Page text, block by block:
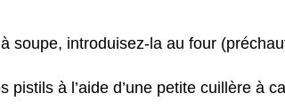
soupe, introduisez-la au four
à l’aide d’une petite cuillère à